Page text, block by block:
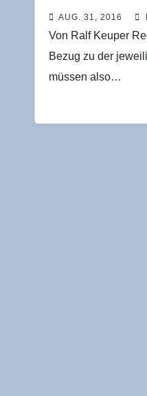
AUG. 31, 2016
Von Ralf Keuper
Bezug zu der
müssen also…